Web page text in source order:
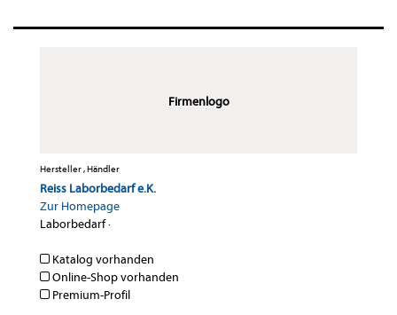
Firmenlogo
Hersteller , Händler
Reiss Laborbedarf e.K.
Zur Homepage
Laborbedarf·
Katalog vorhanden
Online-Shop vorhanden
Premium-Profil